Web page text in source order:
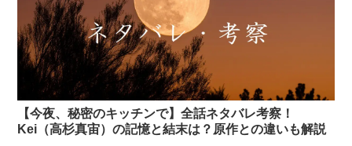
【今夜、秘密のキッチンで】全話ネタバレ考察！
Kei（高杉真宙）の記憶と結末は？原作との違いも解説